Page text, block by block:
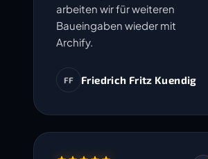
arbeiten wir für weiteren
Baueingaben wieder mit
Archify.
FF Friedrich Fritz Kuendig